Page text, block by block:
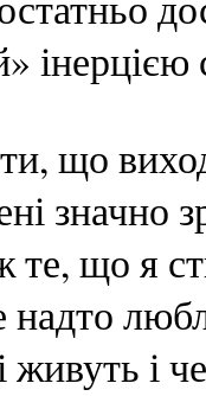
інерцією
що
значно
те, що я
надто
живуть і